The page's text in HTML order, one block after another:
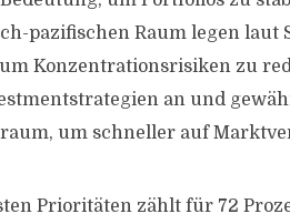
pazifischen Raum legen
Konzentrationsrisiken zu
an und
um schneller auf
Prioritäten zählt für 72